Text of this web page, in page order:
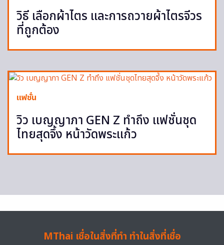
วิธี เลือกผ้าไตร และการถวายผ้าไตรจีวร
ที่ถูกต้อง
แฟชั่น
วิว เบญญาภา GEN Z ทำถึง แฟชั่นชุด
ไทยสุดจึ้ง หน้าวัดพระแก้ว
MThai เชื่อในสิ่งที่ทำ ทำในสิ่งที่เชื่อ